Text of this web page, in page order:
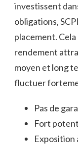
investissent
obligations,
placement.
rendement
moyen et long
fluctuer
Pas de
Fort
Exposition